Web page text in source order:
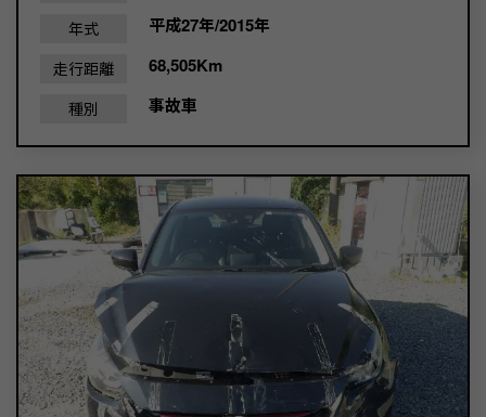
年式 平成27年/2015年
走行距離 68,505Km
種別 事故車